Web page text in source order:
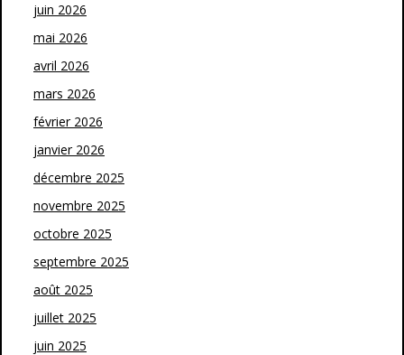
juin 2026
mai 2026
avril 2026
mars 2026
février 2026
janvier 2026
décembre 2025
novembre 2025
octobre 2025
septembre 2025
août 2025
juillet 2025
juin 2025